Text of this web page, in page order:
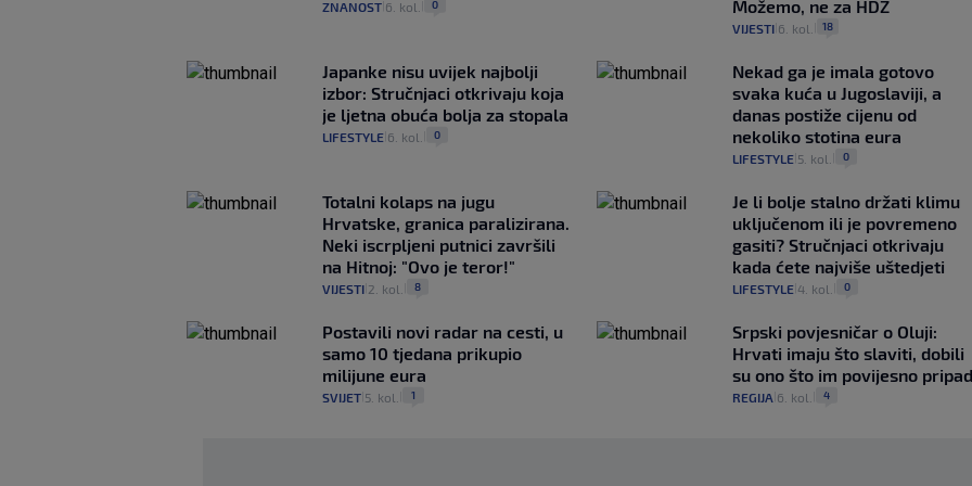
ZNANOST 6. kol. 0 Možemo, ne za HDZ
VIJESTI| 6. kol. 18
Japanke nisu uvijek najbolji
izbor: Stručnjaci otkrivaju koja
je ljetna obuća bolja za stopala
LIFESTYLE 6. kol. 0
Nekad ga je imala gotovo
svaka kuća u Jugoslaviji, a
danas postiže cijenu od
nekoliko stotina eura
LIFESTYLE| 5. kol. 0
Totalni kolaps na jugu
Hrvatske, granica paralizirana.
Neki iscrpljeni putnici završili
na Hitnoj: "Ovo je teror!"
VIJESTI 2. kol. 8
Je li bolje stalno držati klimu
uključenom ili je povremeno
gasiti? Stručnjaci otkrivaju
kada ćete najviše uštedjeti
LIFESTYLE| 4. kol. 0
Postavili novi radar na cesti, u
samo 10 tjedana prikupio
milijune eura
SVIJET 5. kol. 1
Srpski povjesničar o Oluji:
Hrvati imaju što slaviti, dobili
su ono što im povijesno
REGIJA 6. kol. 4